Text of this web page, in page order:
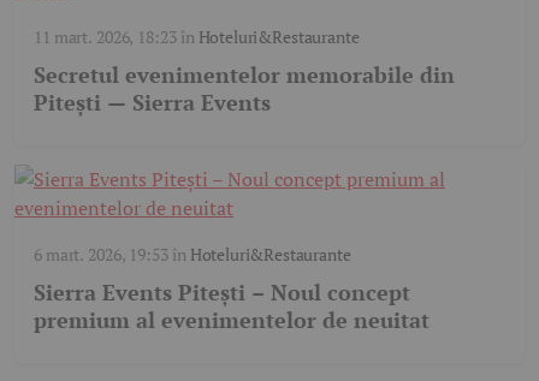
11 mart. 2026, 18:23în Hoteluri&Restaurante
Secretul evenimentelor memorabile din
Pitești — Sierra Events
6 mart. 2026, 19:53în Hoteluri&Restaurante
Sierra Events Pitești – Noul concept
premium al evenimentelor de neuitat